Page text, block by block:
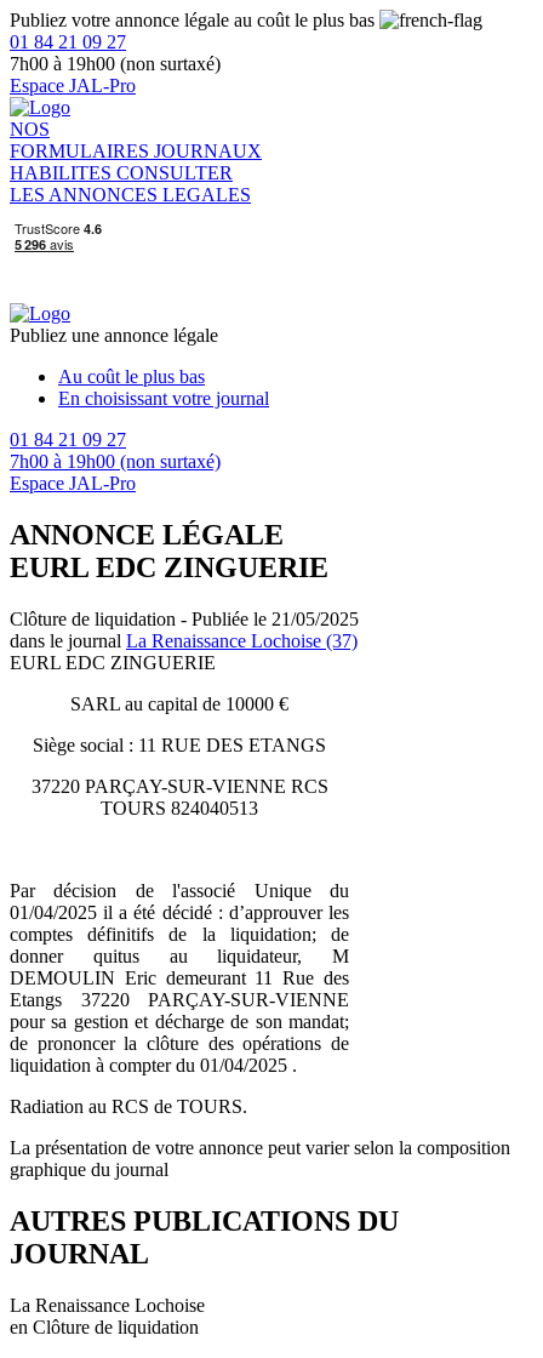
Publiez votre annonce légale au coût le plus bas
01 84 21 09 27
7h00 à 19h00 (non surtaxé)
Espace JAL-Pro
NOS
FORMULAIRES JOURNAUX
HABILITES CONSULTER
LES ANNONCES LEGALES
Publiez une annonce légale
Au coût le plus bas
En choisissant votre journal
01 84 21 09 27
7h00 à 19h00 (non surtaxé)
Espace JAL-Pro
ANNONCE LÉGALE
EURL EDC ZINGUERIE
Clôture de liquidation - Publiée le 21/05/2025
dans le journal La Renaissance Lochoise (37)
EURL EDC ZINGUERIE
SARL au capital de 10000 €
Siège social : 11 RUE DES ETANGS
37220 PARÇAY-SUR-VIENNE RCS
TOURS 824040513
Par décision de l'associé Unique du
01/04/2025 il a été décidé : d’approuver les
comptes définitifs de la liquidation; de
donner quitus au liquidateur, M
DEMOULIN Eric demeurant 11 Rue des
Etangs 37220 PARÇAY-SUR-VIENNE
pour sa gestion et décharge de son mandat;
de prononcer la clôture des opérations de
liquidation à compter du 01/04/2025 .
Radiation au RCS de TOURS.
La présentation de votre annonce peut varier selon la composition
graphique du journal
AUTRES PUBLICATIONS DU
JOURNAL
La Renaissance Lochoise
en Clôture de liquidation